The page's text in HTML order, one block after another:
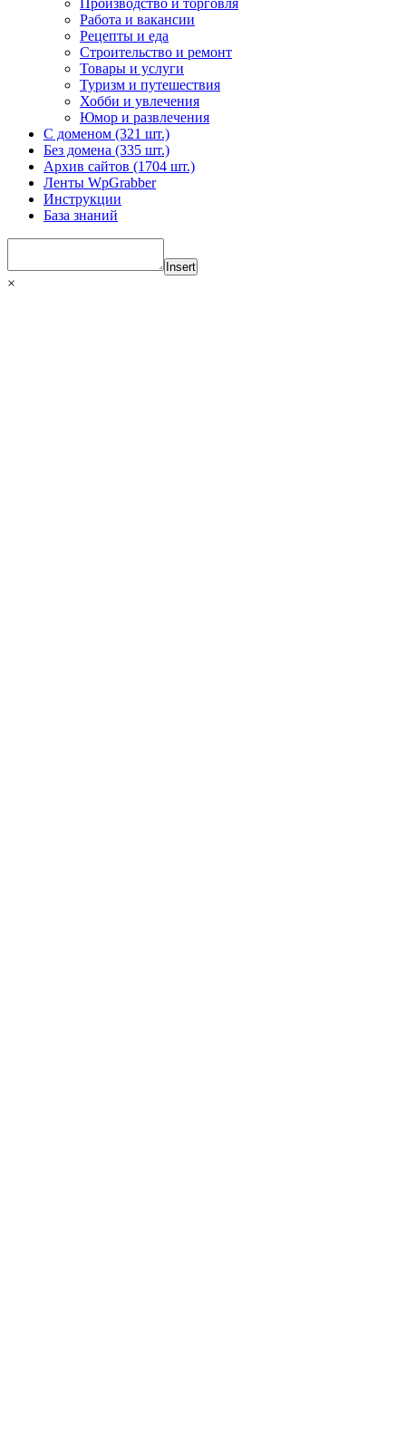
Работа и вакансии
Рецепты и еда
Строительство и ремонт
Товары и услуги
Туризм и путешествия
Хобби и увлечения
Юмор и развлечения
С доменом (321 шт.)
Без домена (335 шт.)
Архив сайтов (1704 шт.)
Ленты WpGrabber
Инструкции
База знаний
Insert
×